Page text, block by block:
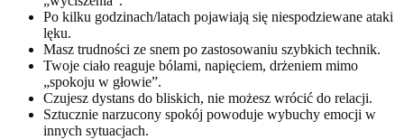
Po kilku godzinach/latach pojawiają się niespodziewane ataki
lęku.
Masz trudności ze snem po zastosowaniu szybkich technik.
Twoje ciało reaguje bólami, napięciem, drżeniem mimo
„spokoju w głowie”.
Czujesz dystans do bliskich, nie możesz wrócić do relacji.
Sztucznie narzucony spokój powoduje wybuchy emocji w
innych sytuacjach.